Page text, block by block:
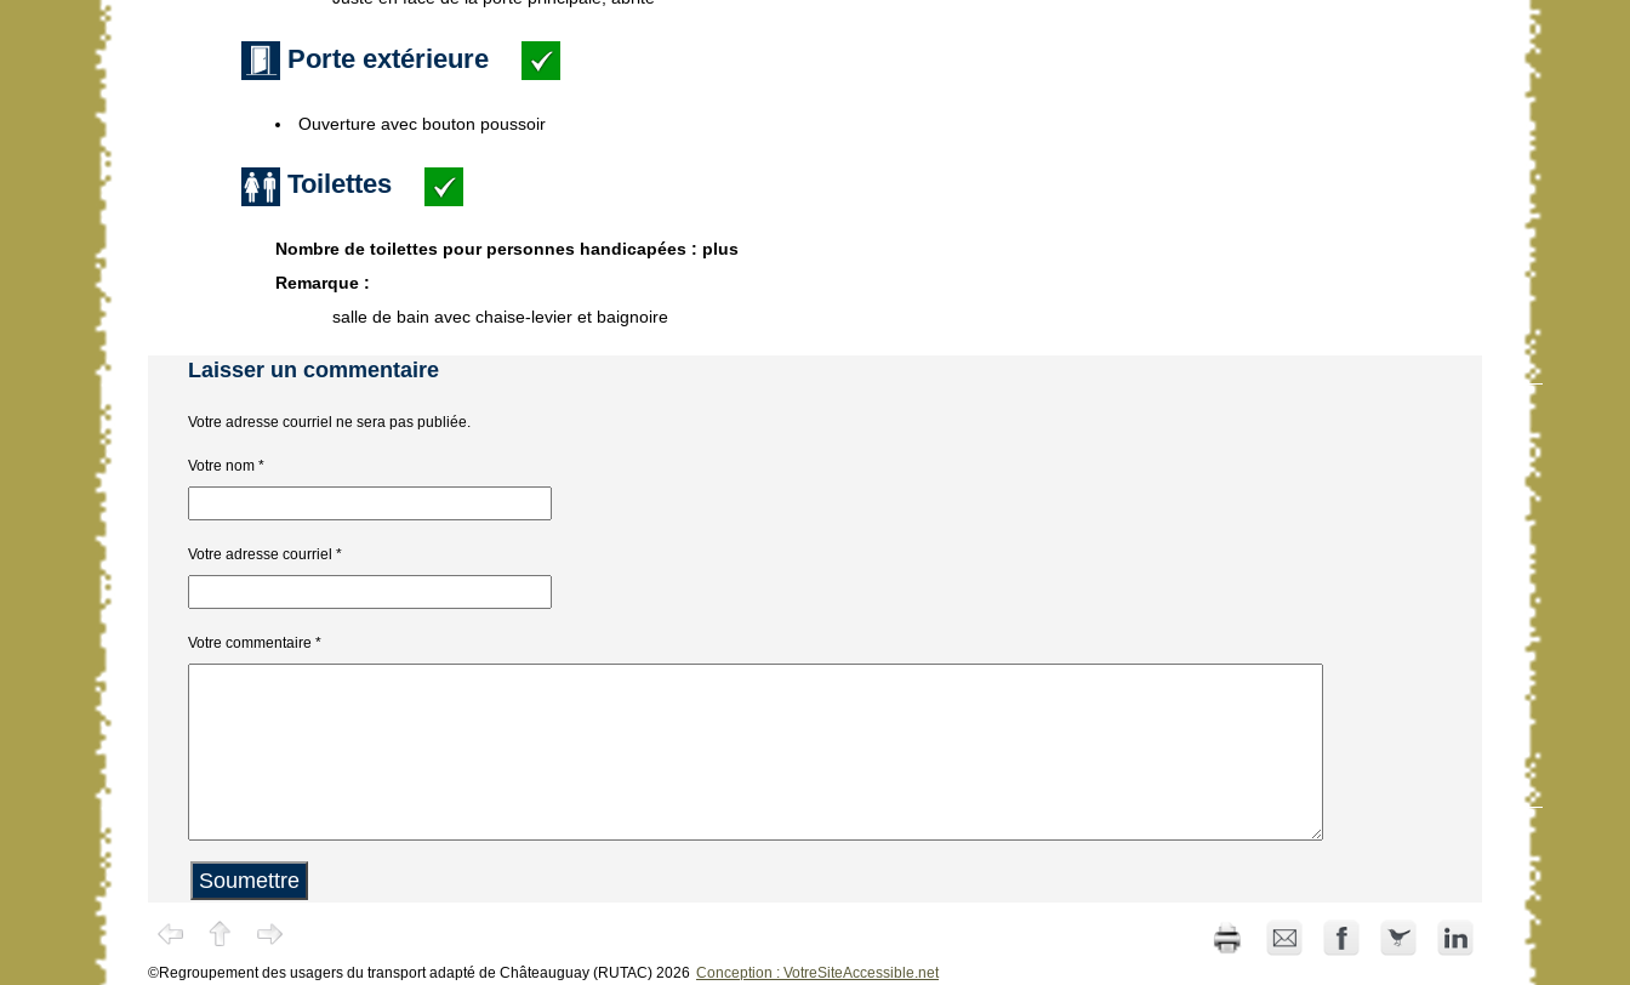
Porte extérieure
Ouverture avec bouton poussoir
Toilettes
Nombre de toilettes pour personnes handicapées : plus
Remarque :
salle de bain avec chaise-levier et baignoire
Laisser un commentaire
Votre adresse courriel ne sera pas publiée.
Votre nom *
Votre adresse courriel *
Votre commentaire *
©Regroupement des usagers du transport adapté de Châteauguay (RUTAC) 2026 Conception : VotreSiteAccessible.net